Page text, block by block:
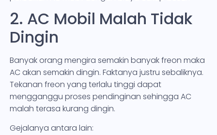
2. AC Mobil Malah Tidak
Dingin
Banyak orang mengira semakin banyak freon maka
AC akan semakin dingin. Faktanya justru sebaliknya.
Tekanan freon yang terlalu tinggi dapat
mengganggu proses pendinginan sehingga AC
malah terasa kurang dingin.
Gejalanya antara lain: